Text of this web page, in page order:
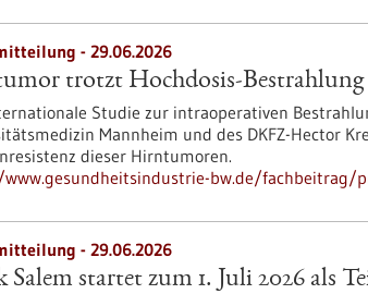
- 29.06.2026
trotzt Hochdosis-Bestrahlung
Studie zur intraoperativen
Mannheim und des DKFZ-Hector
dieser Hirntumoren.
bw.de/
- 29.06.2026
startet zum 1. Juli 2026 als